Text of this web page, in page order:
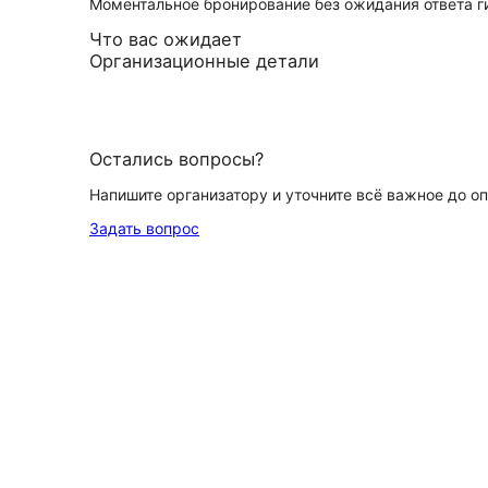
Моментальное бронирование без ожидания ответа
Что вас ожидает
Организационные детали
Остались вопросы?
Напишите организатору и уточните всё важное до
Задать вопрос